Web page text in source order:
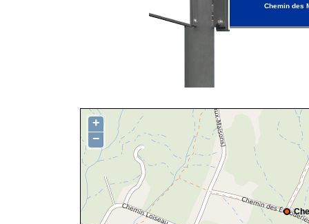
Chemin des
+
−